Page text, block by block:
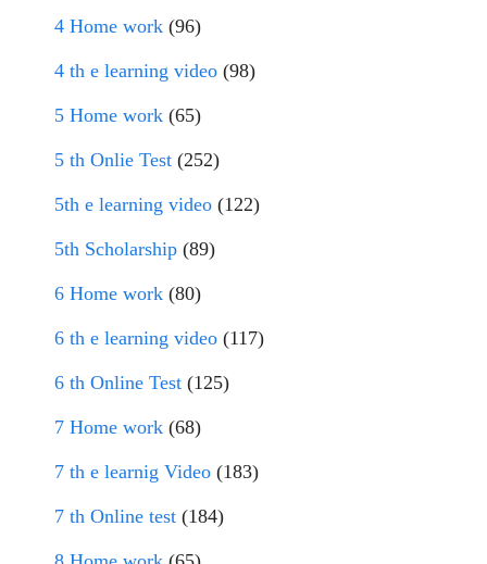
4 Home work (96)
4 th e learning video (98)
5 Home work (65)
5 th Onlie Test (252)
5th e learning video (122)
5th Scholarship (89)
6 Home work (80)
6 th e learning video (117)
6 th Online Test (125)
7 Home work (68)
7 th e learnig Video (183)
7 th Online test (184)